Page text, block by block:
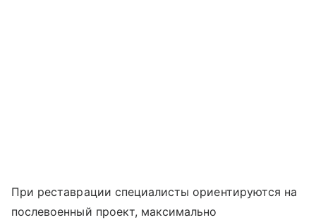
При реставрации специалисты ориентируются на
послевоенный проект, максимально